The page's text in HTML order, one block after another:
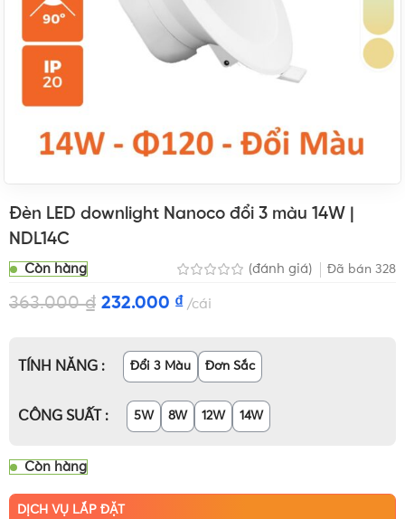
Đèn LED downlight Nanoco đổi 3 màu 14W |
NDL14C
Còn hàng (đánh giá) Đã bán 328
363.000₫ 232.000 ₫ cái
TÍNH NĂNG Đổi 3 Màu Đơn Sắc
CÔNG SUẤT 5W 8W 12W 14W
Còn hàng
DỊCH VỤ LẮP ĐẶT